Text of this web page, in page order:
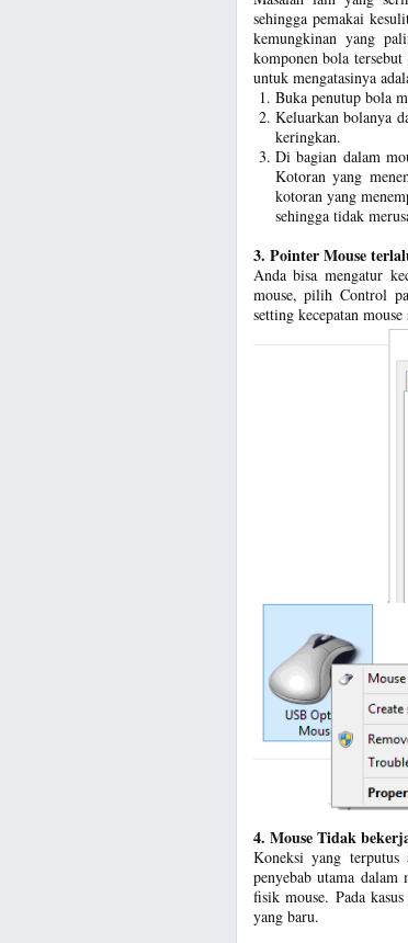
sehingga pemakai
kemungkinan yang
komponen bola
untuk mengatasinya
Buka penutup bola
Keluarkan bolanya
keringkan.
Di bagian dalam
Kotoran yang
kotoran yang
sehingga tidak
3. Pointer Mouse
Anda bisa mengatur
mouse, pilih Control
setting kecepatan
4. Mouse Tidak
Koneksi yang
penyebab utama dalam
fisik mouse. Pada
yang baru.